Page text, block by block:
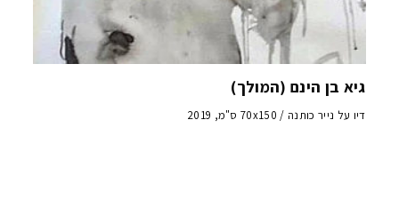
גיא בן הינם (המולך)
דיו על נייר כותנה / 70x150 ס"מ, 2019